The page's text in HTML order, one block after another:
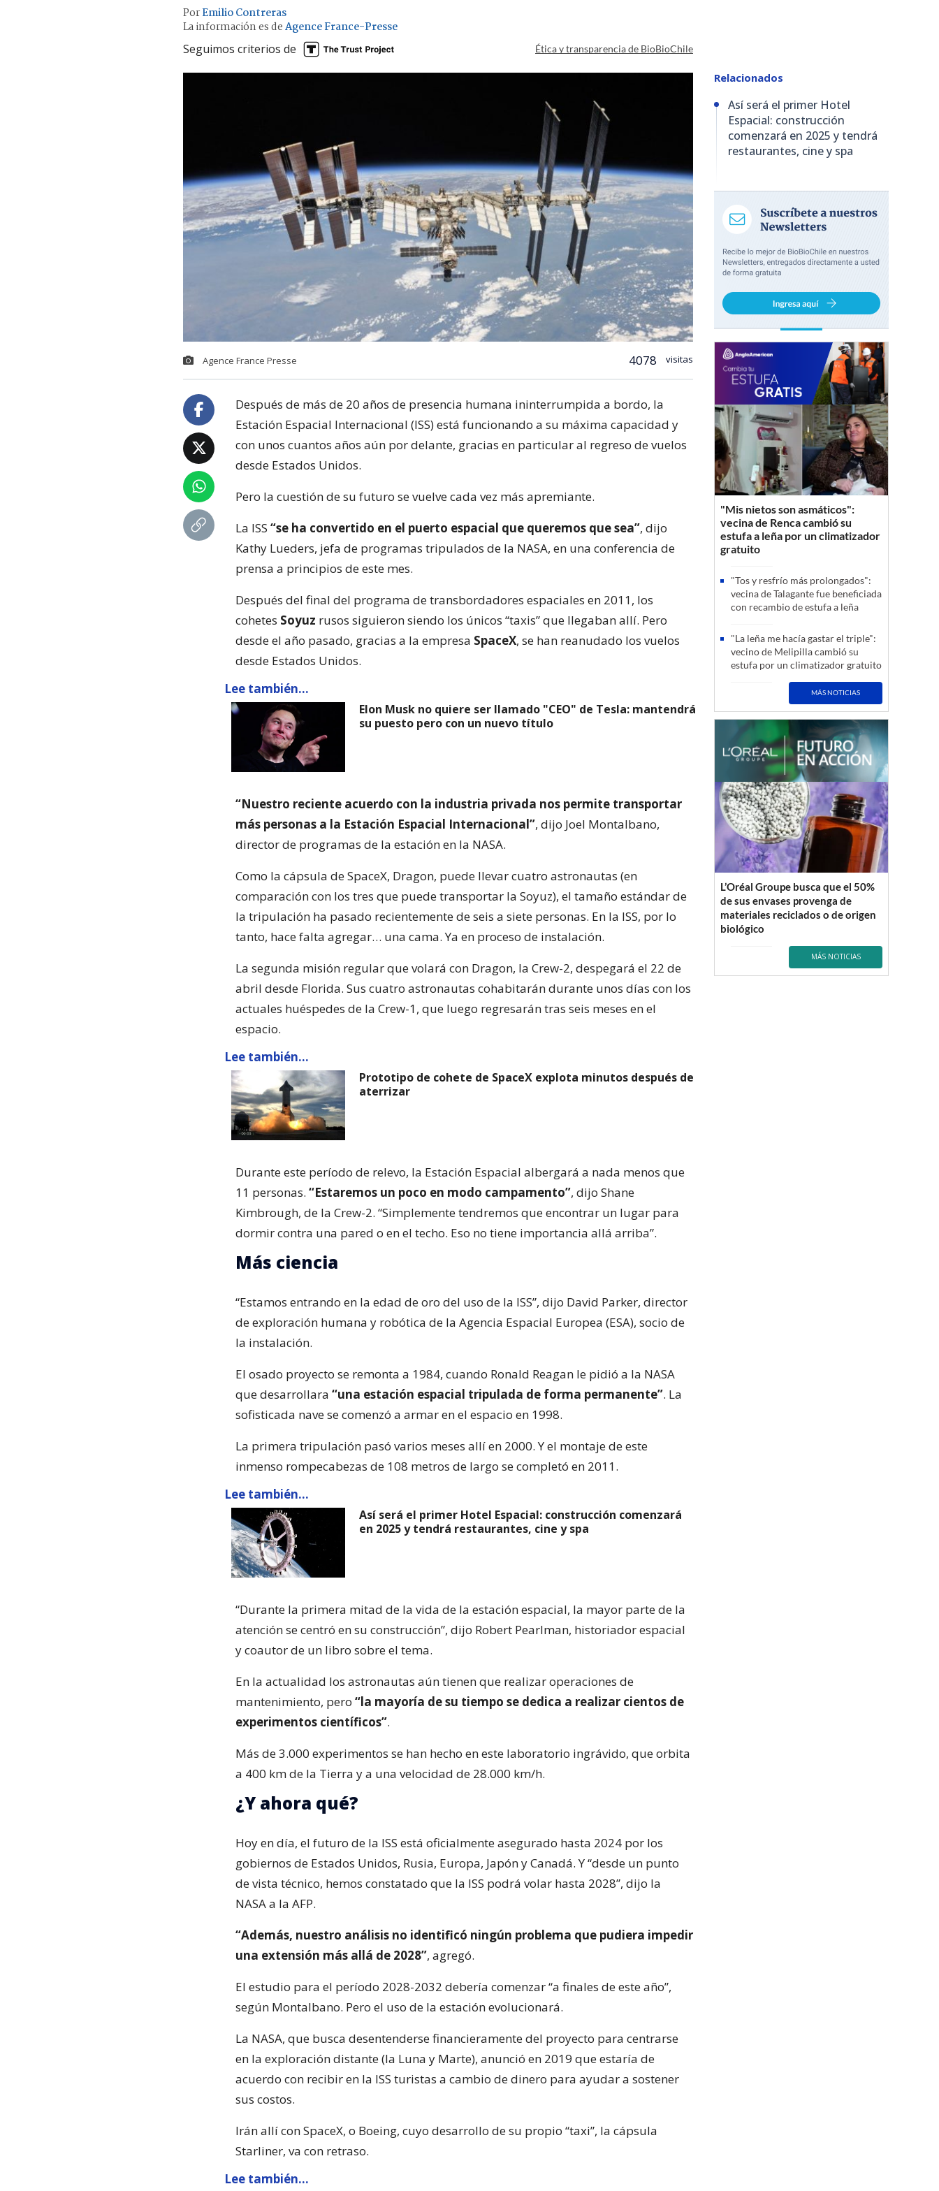
PorEmilio Contreras
La información es deAgence France-Presse
Seguimos criterios de Ética y transparencia de BioBioChile
Agence France Presse 4078 visitas
Después de más de 20 años de presencia humana ininterrumpida a bordo, la
Estación Espacial Internacional (ISS) está funcionando a su máxima capacidad y
con unos cuantos años aún por delante, gracias en particular al regreso de vuelos
desde Estados Unidos.
Pero la cuestión de su futuro se vuelve cada vez más apremiante.
La ISS “se ha convertido en el puerto espacial que queremos que sea”, dijo
Kathy Lueders, jefa de programas tripulados de la NASA, en una conferencia de
prensa a principios de este mes.
Después del final del programa de transbordadores espaciales en 2011, los
cohetes Soyuz rusos siguieron siendo los únicos “taxis” que llegaban allí. Pero
desde el año pasado, gracias a la empresa SpaceX, se han reanudado los vuelos
desde Estados Unidos.
Lee también...
Elon Musk no quiere ser llamado "CEO" de Tesla: mantendrá
su puesto pero con un nuevo título
“Nuestro reciente acuerdo con la industria privada nos permite transportar
más personas a la Estación Espacial Internacional”, dijo Joel Montalbano,
director de programas de la estación en la NASA.
Como la cápsula de SpaceX, Dragon, puede llevar cuatro astronautas (en
comparación con los tres que puede transportar la Soyuz), el tamaño estándar de
la tripulación ha pasado recientemente de seis a siete personas. En la ISS, por lo
tanto, hace falta agregar… una cama. Ya en proceso de instalación.
La segunda misión regular que volará con Dragon, la Crew-2, despegará el 22 de
abril desde Florida. Sus cuatro astronautas cohabitarán durante unos días con los
actuales huéspedes de la Crew-1, que luego regresarán tras seis meses en el
espacio.
Lee también...
Prototipo de cohete de SpaceX explota minutos después de
aterrizar
Durante este período de relevo, la Estación Espacial albergará a nada menos que
11 personas. “Estaremos un poco en modo campamento”, dijo Shane
Kimbrough, de la Crew-2. “Simplemente tendremos que encontrar un lugar para
dormir contra una pared o en el techo. Eso no tiene importancia allá arriba”.
Más ciencia
“Estamos entrando en la edad de oro del uso de la ISS”, dijo David Parker, director
de exploración humana y robótica de la Agencia Espacial Europea (ESA), socio de
la instalación.
El osado proyecto se remonta a 1984, cuando Ronald Reagan le pidió a la NASA
que desarrollara “una estación espacial tripulada de forma permanente”. La
sofisticada nave se comenzó a armar en el espacio en 1998.
La primera tripulación pasó varios meses allí en 2000. Y el montaje de este
inmenso rompecabezas de 108 metros de largo se completó en 2011.
Lee también...
Así será el primer Hotel Espacial: construcción comenzará
en 2025 y tendrá restaurantes, cine y spa
“Durante la primera mitad de la vida de la estación espacial, la mayor parte de la
atención se centró en su construcción”, dijo Robert Pearlman, historiador espacial
y coautor de un libro sobre el tema.
En la actualidad los astronautas aún tienen que realizar operaciones de
mantenimiento, pero “la mayoría de su tiempo se dedica a realizar cientos de
experimentos científicos”.
Más de 3.000 experimentos se han hecho en este laboratorio ingrávido, que orbita
a 400 km de la Tierra y a una velocidad de 28.000 km/h.
¿Y ahora qué?
Hoy en día, el futuro de la ISS está oficialmente asegurado hasta 2024 por los
gobiernos de Estados Unidos, Rusia, Europa, Japón y Canadá. Y “desde un punto
de vista técnico, hemos constatado que la ISS podrá volar hasta 2028”, dijo la
NASA a la AFP.
“Además, nuestro análisis no identificó ningún problema que pudiera impedir
una extensión más allá de 2028”, agregó.
El estudio para el período 2028-2032 debería comenzar “a finales de este año”,
según Montalbano. Pero el uso de la estación evolucionará.
La NASA, que busca desentenderse financieramente del proyecto para centrarse
en la exploración distante (la Luna y Marte), anunció en 2019 que estaría de
acuerdo con recibir en la ISS turistas a cambio de dinero para ayudar a sostener
sus costos.
Irán allí con SpaceX, o Boeing, cuyo desarrollo de su propio “taxi”, la cápsula
Starliner, va con retraso.
Lee también...
Relacionados
Así será el primer Hotel
Espacial: construcción
comenzará en 2025 y tendrá
restaurantes, cine y spa
"Mis nietos son asmáticos":
vecina de Renca cambió su
estufa a leña por un climatizador
gratuito
"Tos y resfrío más prolongados":
vecina de Talagante fue beneficiada
con recambio de estufa a leña
"La leña me hacía gastar el triple":
vecino de Melipilla cambió su
estufa por un climatizador gratuito
MÁS NOTICIAS
L’Oréal Groupe busca que el 50%
de sus envases provenga de
materiales reciclados o de origen
biológico
MÁS NOTICIAS